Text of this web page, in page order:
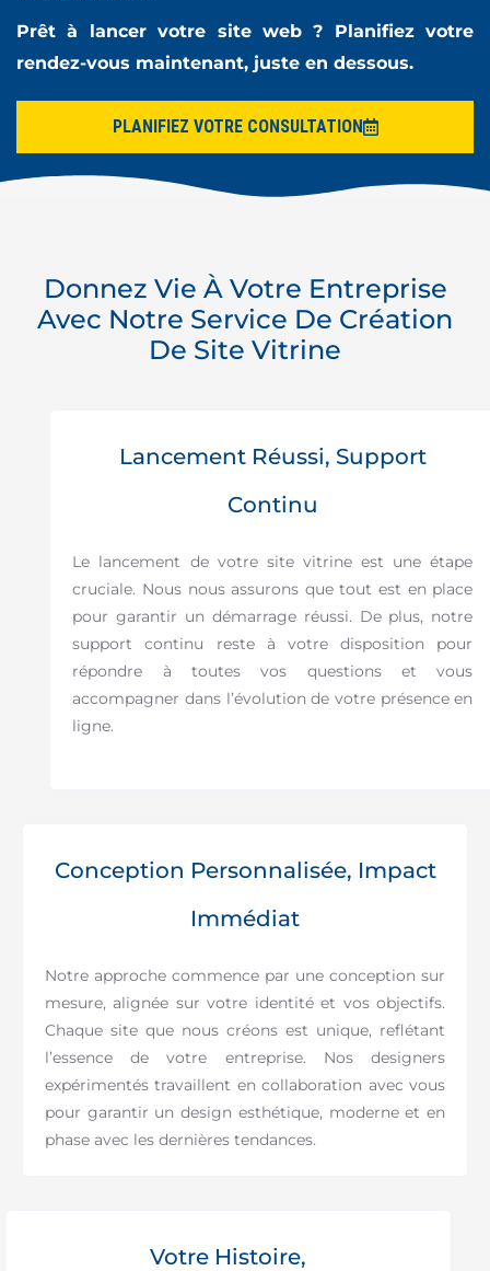
Prêt à lancer votre site web ? Planifiez votre
rendez-vous maintenant, juste en dessous.
PLANIFIEZ VOTRE CONSULTATION
Donnez Vie À Votre Entreprise
Avec Notre Service De Création
De Site Vitrine
Lancement Réussi, Support
Continu
Le lancement de votre site vitrine est une étape
cruciale. Nous nous assurons que tout est en place
pour garantir un démarrage réussi. De plus, notre
support continu reste à votre disposition pour
répondre à toutes vos questions et vous
accompagner dans l’évolution de votre présence en
ligne.
Conception Personnalisée, Impact
Immédiat
Notre approche commence par une conception sur
mesure, alignée sur votre identité et vos objectifs.
Chaque site que nous créons est unique, reflétant
l’essence de votre entreprise. Nos designers
expérimentés travaillent en collaboration avec vous
pour garantir un design esthétique, moderne et en
phase avec les dernières tendances.
Votre Histoire,